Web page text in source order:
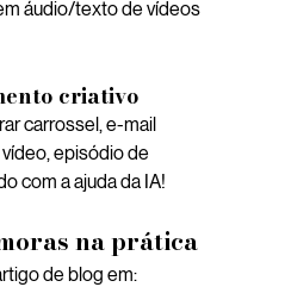
áudio/texto de vídeos
criativo
carrossel, e-mail
episódio de
com a ajuda da IA!
na prática
de blog em: